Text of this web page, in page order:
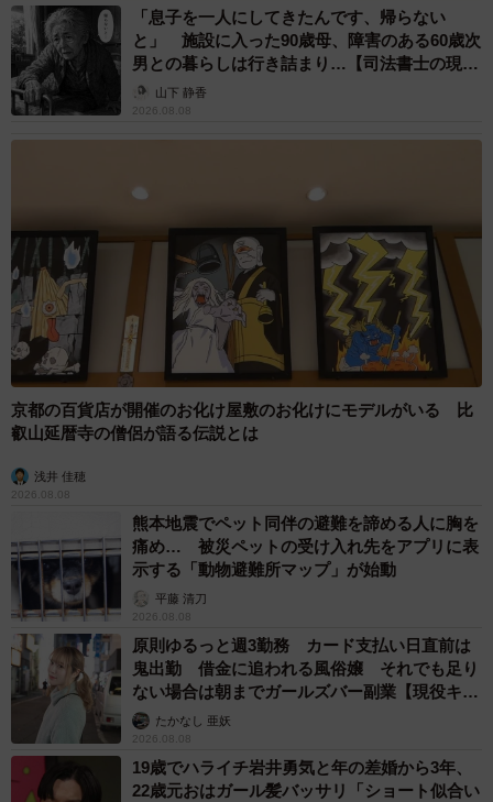
「息子を一人にしてきたんです、帰らない
と」 施設に入った90歳母、障害のある60歳次
男との暮らしは行き詰まり…【司法書士の現場
から】山下 静香
2026.08.08
京都の百貨店が開催のお化け屋敷のお化けにモデルがいる 比
叡山延暦寺の僧侶が語る伝説とは
浅井 佳穂
2026.08.08
熊本地震でペット同伴の避難を諦める人に胸を
痛め… 被災ペットの受け入れ先をアプリに表
示する「動物避難所マップ」が始動
平藤 清刀
2026.08.08
原則ゆるっと週3勤務 カード支払い日直前は
鬼出勤 借金に追われる風俗嬢 それでも足り
ない場合は朝までガールズバー副業【現役キャ
ストに取材】
たかなし 亜妖
2026.08.08
19歳でハライチ岩井勇気と年の差婚から3年、
22歳元おはガール髪バッサリ「ショート似合い